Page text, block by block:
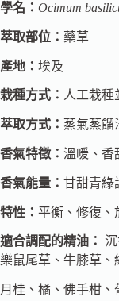
學名： Ocimum
萃取部位： 藥草
產地： 埃及
栽種方式： 人工栽種
萃取方式： 蒸氣蒸餾
香氣特徵： 溫暖、香
香氣能量： 甘甜青綠
特性： 平衡、修復、
適合調配的精油：
樂鼠尾草、牛膝草、
月桂、橘、佛手柑、